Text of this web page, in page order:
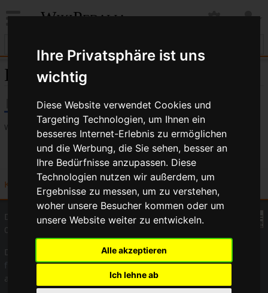
Ihre Privatsphäre ist uns
wichtig
Diese Website verwendet Cookies und
Targeting Technologien, um Ihnen ein
besseres Internet-Erlebnis zu ermöglichen
und die Werbung, die Sie sehen, besser an
Ihre Bedürfnisse anzupassen. Diese
Technologien nutzen wir außerdem, um
Ergebnisse zu messen, um zu verstehen,
woher unsere Besucher kommen oder um
unsere Website weiter zu entwickeln.
Alle akzeptieren
Ich lehne ab
WikiPedalia
Innengewinde
Weiterleitung
Weiterleitung nach:
Gewinde
Kategorie: Glossar
Diese Seite wurde zuletzt am 3. März 2016 um
07:08 Uhr bearbeitet.
Der Inhalt ist verfügbar unter der Lizenz
freie Dokumentation 1.3 oder höher, sofern nicht anders
angegeben.